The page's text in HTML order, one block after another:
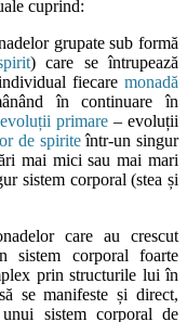
cuprind:
grupate sub formă
) care se întrupează
fiecare monadă
în continuare în
evoluții primare – evoluții
de spiriteîntr-un singur
mai mici sau mai mari
sistem corporal (stea și
care au crescut
sistem corporal foarte
prin structurile lui în
se manifeste și direct,
sistem corporal de